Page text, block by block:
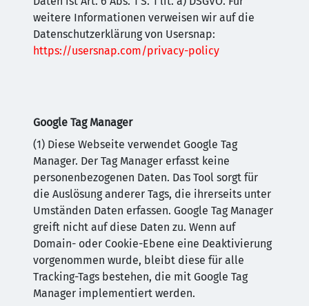
weitere Informationen verweisen wir auf die
Datenschutzerklärung von Usersnap:
https://usersnap.com/privacy-policy
Google Tag Manager
(1) Diese Webseite verwendet Google Tag
Manager. Der Tag Manager erfasst keine
personenbezogenen Daten. Das Tool sorgt für
die Auslösung anderer Tags, die ihrerseits unter
Umständen Daten erfassen. Google Tag Manager
greift nicht auf diese Daten zu. Wenn auf
Domain- oder Cookie-Ebene eine Deaktivierung
vorgenommen wurde, bleibt diese für alle
Tracking-Tags bestehen, die mit Google Tag
Manager implementiert werden.